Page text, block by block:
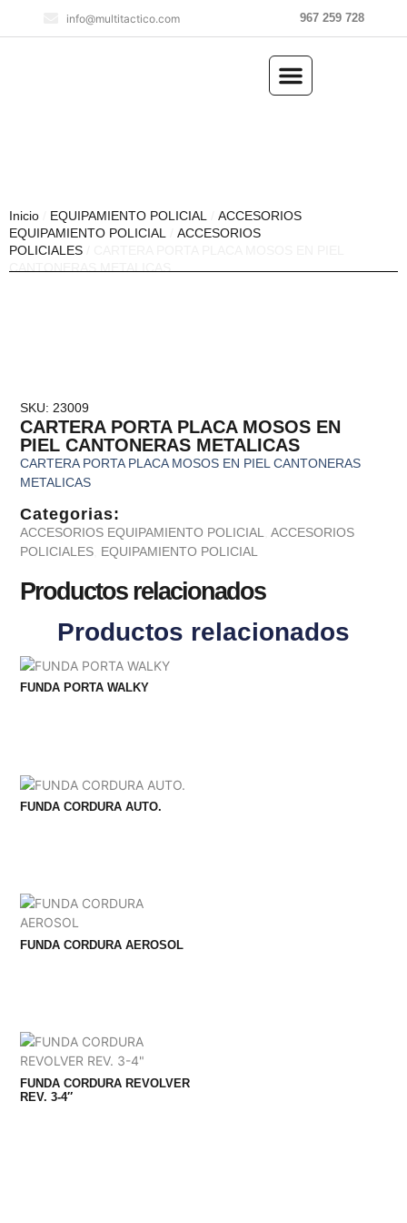
info@multitactico.com 967 259 728
Inicio EQUIPAMIENTO POLICIAL
ACCESORIOS
EQUIPAMIENTO POLICIAL
ACCESORIOS
POLICIALES
SKU: 23009
CARTERA PORTA PLACA MOSOS EN
PIEL CANTONERAS METALICAS
CARTERA PORTA PLACA MOSOS EN PIEL CANTONERAS
METALICAS
Categorias:
ACCESORIOS EQUIPAMIENTO POLICIAL ,ACCESORIOS
POLICIALES EQUIPAMIENTO POLICIAL
Productos relacionados
Productos relacionados
FUNDA PORTA WALKY
FUNDA CORDURA AUTO.
FUNDA CORDURA AEROSOL
FUNDA CORDURA REVOLVER
REV. 3-4″